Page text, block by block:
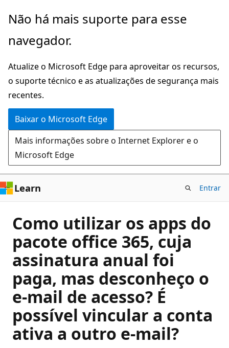
Pular
o
principal
Não há mais suporte para esse
navegador.
Atualize o Microsoft Edge para aproveitar os recursos,
o suporte técnico e as atualizações de segurança mais
recentes.
Baixar o Microsoft Edge
Mais informações sobre o Internet Explorer e o
Microsoft Edge
Learn Entrar
Como utilizar os apps do
pacote office 365, cuja
assinatura anual foi
paga, mas desconheço o
e-mail de acesso? É
possível vincular a conta
ativa a outro e-mail?